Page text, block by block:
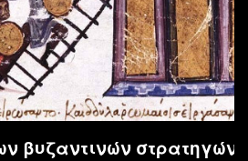
βυζαντινών στρατηγών